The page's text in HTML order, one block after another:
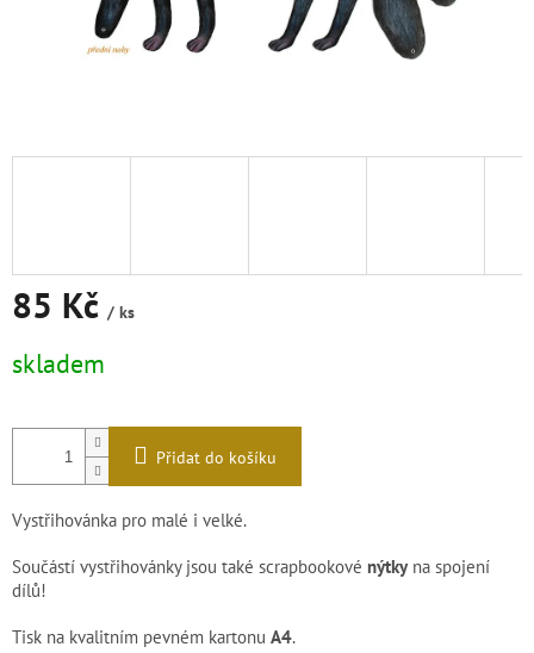
85 Kč / ks
cena:
skladem
Přidat do košíku
Vystřihovánka pro malé i velké.
Součástí vystřihovánky jsou také scrapbookové nýtkyna spojení
dílů!
Tisk na kvalitním pevném kartonu A4.